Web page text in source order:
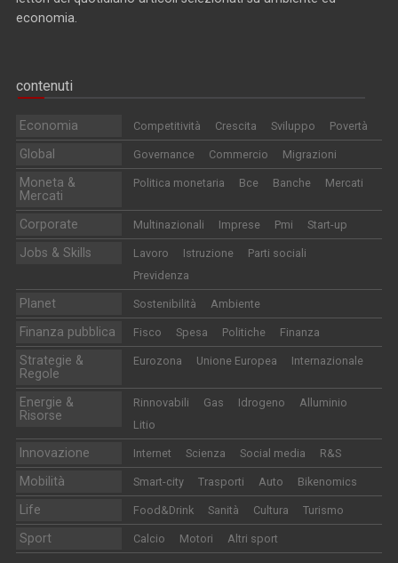
economia.
contenuti
Economia Competitività Crescita Sviluppo Povertà
Global Governance Commercio Migrazioni
Moneta &
Mercati
Politica monetaria Bce Banche Mercati
Corporate Multinazionali Imprese Pmi Start-up
Jobs & Skills Lavoro Istruzione
Parti sociali
Previdenza
Planet Sostenibilità Ambiente
Finanza pubblica Fisco Spesa Politiche Finanza
Strategie &
Regole
Eurozona Unione Europea Internazionale
Energie &
Risorse
Rinnovabili Gas Idrogeno
Alluminio
Litio
Innovazione Internet Scienza Social media R&S
Mobilità Smart-city Trasporti Auto Bikenomics
Life Food&Drink Sanità Cultura Turismo
Sport Calcio Motori Altri sport